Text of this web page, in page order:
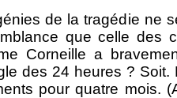
de la tragédie ne
que celle des
Corneille a
des 24 heures ?
pour quatre mois.